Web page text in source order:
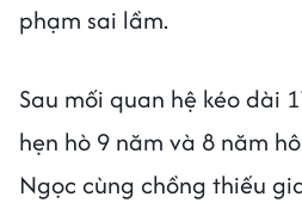
phạm sai lầm.
Sau mối quan hệ kéo dài
hẹn hò 9 năm và 8 năm
Ngọc cùng chồng thiếu